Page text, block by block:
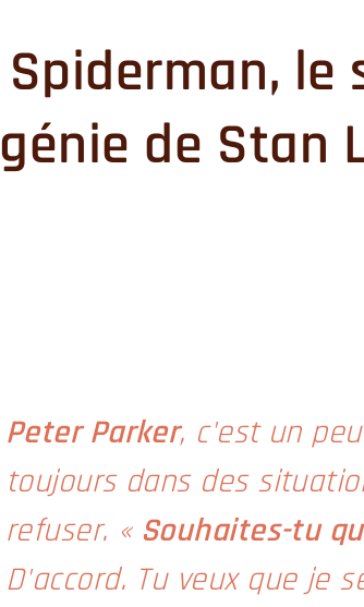
Spiderman, le
génie de Stan
Peter Parker, c'est un
toujours dans des
refuser. «Souhaites-tu
D'accord. Tu veux que je